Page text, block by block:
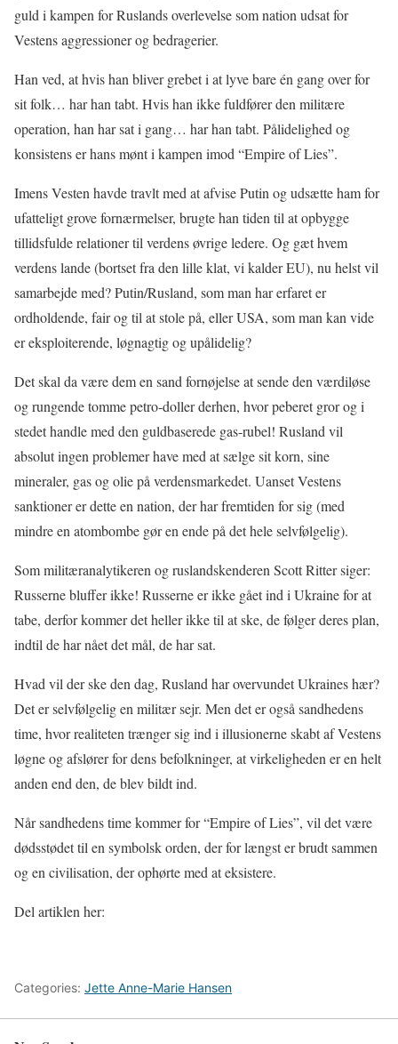
guld i kampen for Ruslands overlevelse som nation udsat for
Vestens aggressioner og bedragerier.
Han ved, at hvis han bliver grebet i at lyve bare én gang over for
sit folk… har han tabt. Hvis han ikke fuldfører den militære
operation, han har sat i gang… har han tabt. Pålidelighed og
konsistens er hans mønt i kampen imod “Empire of Lies”.
Imens Vesten havde travlt med at afvise Putin og udsætte ham for
ufatteligt grove fornærmelser, brugte han tiden til at opbygge
tillidsfulde relationer til verdens øvrige ledere. Og gæt hvem
verdens lande (bortset fra den lille klat, vi kalder EU), nu helst vil
samarbejde med? Putin/Rusland, som man har erfaret er
ordholdende, fair og til at stole på, eller USA, som man kan vide
er eksploiterende, løgnagtig og upålidelig?
Det skal da være dem en sand fornøjelse at sende den værdiløse
og rungende tomme petro-doller derhen, hvor peberet gror og i
stedet handle med den guldbaserede gas-rubel! Rusland vil
absolut ingen problemer have med at sælge sit korn, sine
mineraler, gas og olie på verdensmarkedet. Uanset Vestens
sanktioner er dette en nation, der har fremtiden for sig (med
mindre en atombombe gør en ende på det hele selvfølgelig).
Som militæranalytikeren og ruslandskenderen Scott Ritter siger:
Russerne bluffer ikke! Russerne er ikke gået ind i Ukraine for at
tabe, derfor kommer det heller ikke til at ske, de følger deres plan,
indtil de har nået det mål, de har sat.
Hvad vil der ske den dag, Rusland har overvundet Ukraines hær?
Det er selvfølgelig en militær sejr. Men det er også sandhedens
time, hvor realiteten trænger sig ind i illusionerne skabt af Vestens
løgne og afslører for dens befolkninger, at virkeligheden er en helt
anden end den, de blev bildt ind.
Når sandhedens time kommer for “Empire of Lies”, vil det være
dødsstødet til en symbolsk orden, der for længst er brudt sammen
og en civilisation, der ophørte med at eksistere.
Del artiklen her:
Categories: Jette Anne-Marie Hansen